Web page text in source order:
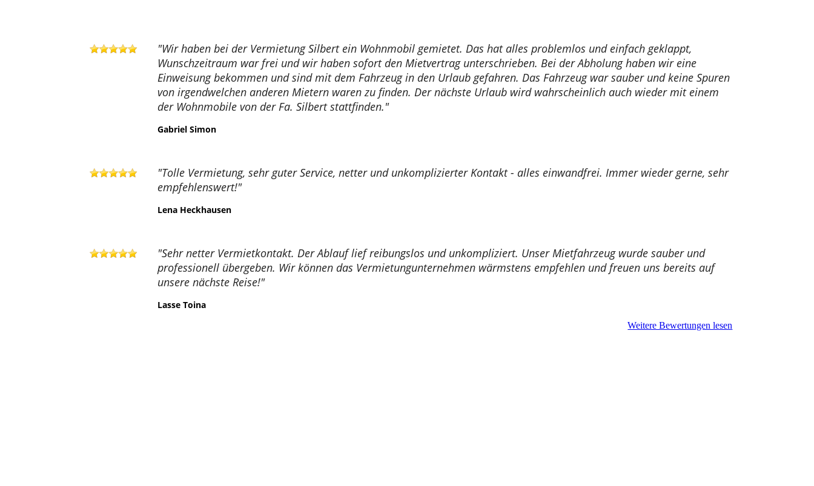
"Wir haben bei der Vermietung Silbert ein Wohnmobil gemietet. Das hat alles problemlos und einfach geklappt,
Wunschzeitraum war frei und wir haben sofort den Mietvertrag unterschrieben. Bei der Abholung haben wir eine
Einweisung bekommen und sind mit dem Fahrzeug in den Urlaub gefahren. Das Fahrzeug war sauber und keine Spuren
von irgendwelchen anderen Mietern waren zu finden. Der nächste Urlaub wird wahrscheinlich auch wieder mit einem
der Wohnmobile von der Fa. Silbert stattfinden."
Gabriel Simon
"Tolle Vermietung, sehr guter Service, netter und unkomplizierter Kontakt - alles einwandfrei. Immer wieder gerne, sehr
empfehlenswert!"
Lena Heckhausen
"Sehr netter Vermietkontakt. Der Ablauf lief reibungslos und unkompliziert. Unser Mietfahrzeug wurde sauber und
professionell übergeben. Wir können das Vermietungunternehmen wärmstens empfehlen und freuen uns bereits auf
unsere nächste Reise!"
Lasse Toina
Weitere Bewertungen lesen